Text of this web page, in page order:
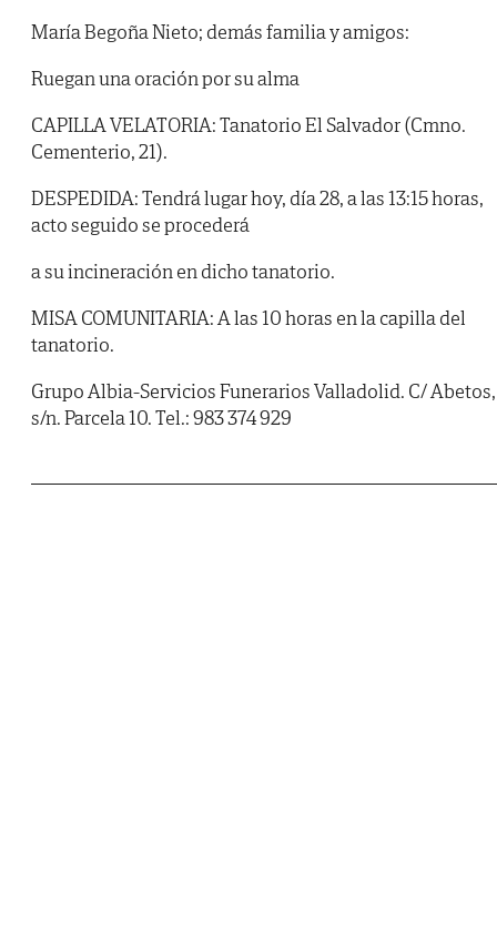
María Begoña Nieto; demás familia y amigos:
Ruegan una oración por su alma
CAPILLA VELATORIA: Tanatorio El Salvador (Cmno.
Cementerio, 21).
DESPEDIDA: Tendrá lugar hoy, día 28, a las 13:15 horas,
acto seguido se procederá
a su incineración en dicho tanatorio.
MISA COMUNITARIA: A las 10 horas en la capilla del
tanatorio.
Grupo Albia-Servicios Funerarios Valladolid. C/ Abetos,
s/n. Parcela 10. Tel.: 983 374 929